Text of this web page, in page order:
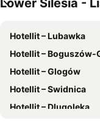
Hotellit – Santorini
Hotellit – Espanja
Hotellit – Kos Saari
Hotellit – Lofoten
Hotellit – Ylläs
Lower Silesia -
Hotellit – Lubawka
Hotellit – Boguszów-
Hotellit – Glogów
Hotellit – Swidnica
Hotellit – Dlugoleka